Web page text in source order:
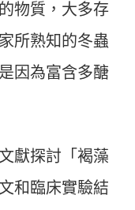
物質，大多存
所熟知的冬蟲
因為富含多醣
獻探討「褐藻
和臨床實驗結